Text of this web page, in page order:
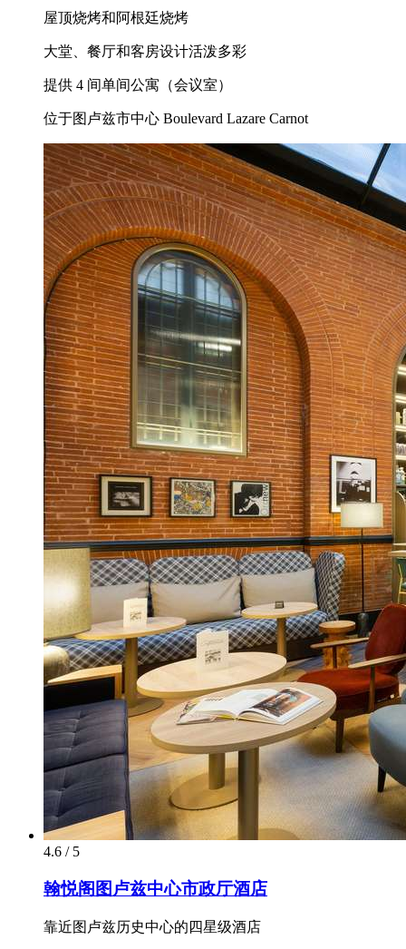
屋顶烧烤和阿根廷烧烤
大堂、餐厅和客房设计活泼多彩
提供 4 间单间公寓（会议室）
位于图卢兹市中心 Boulevard Lazare Carnot
4.6 / 5
翰悦阁图卢兹中心市政厅酒店
靠近图卢兹历史中心的四星级酒店